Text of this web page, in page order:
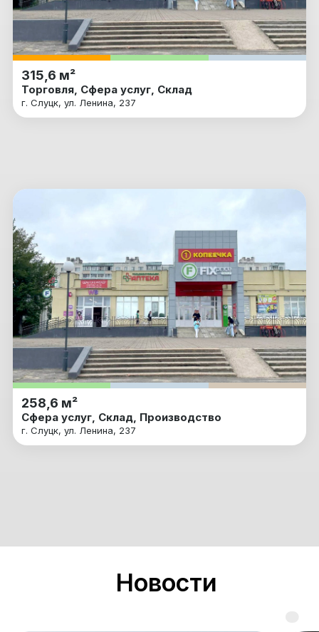
315,6 м²
Торговля, Сфера услуг, Склад
г. Слуцк, ул. Ленина, 237
258,6 м²
Сфера услуг, Склад, Производство
г. Слуцк, ул. Ленина, 237
Новости